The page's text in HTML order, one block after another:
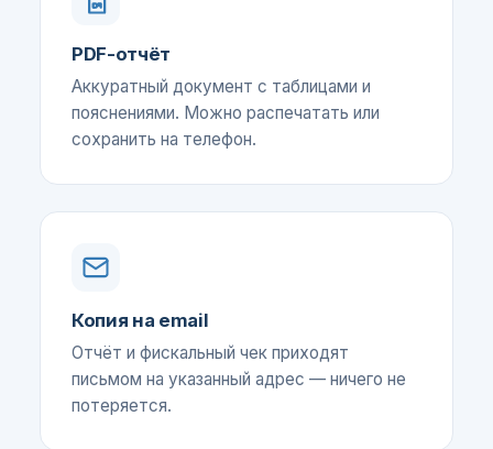
PDF-отчёт
Аккуратный документ с таблицами и
пояснениями. Можно распечатать или
сохранить на телефон.
Копия на email
Отчёт и фискальный чек приходят
письмом на указанный адрес — ничего не
потеряется.